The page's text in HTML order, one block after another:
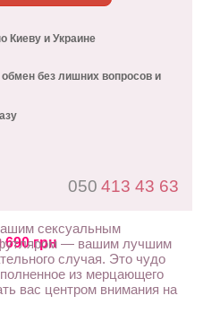
грн
Киеву и Украине
без лишних вопросов и
050 413 43 63
сексуальным
— вашим лучшим
случая. Это чудо
из мерцающего
вас центром внимания на